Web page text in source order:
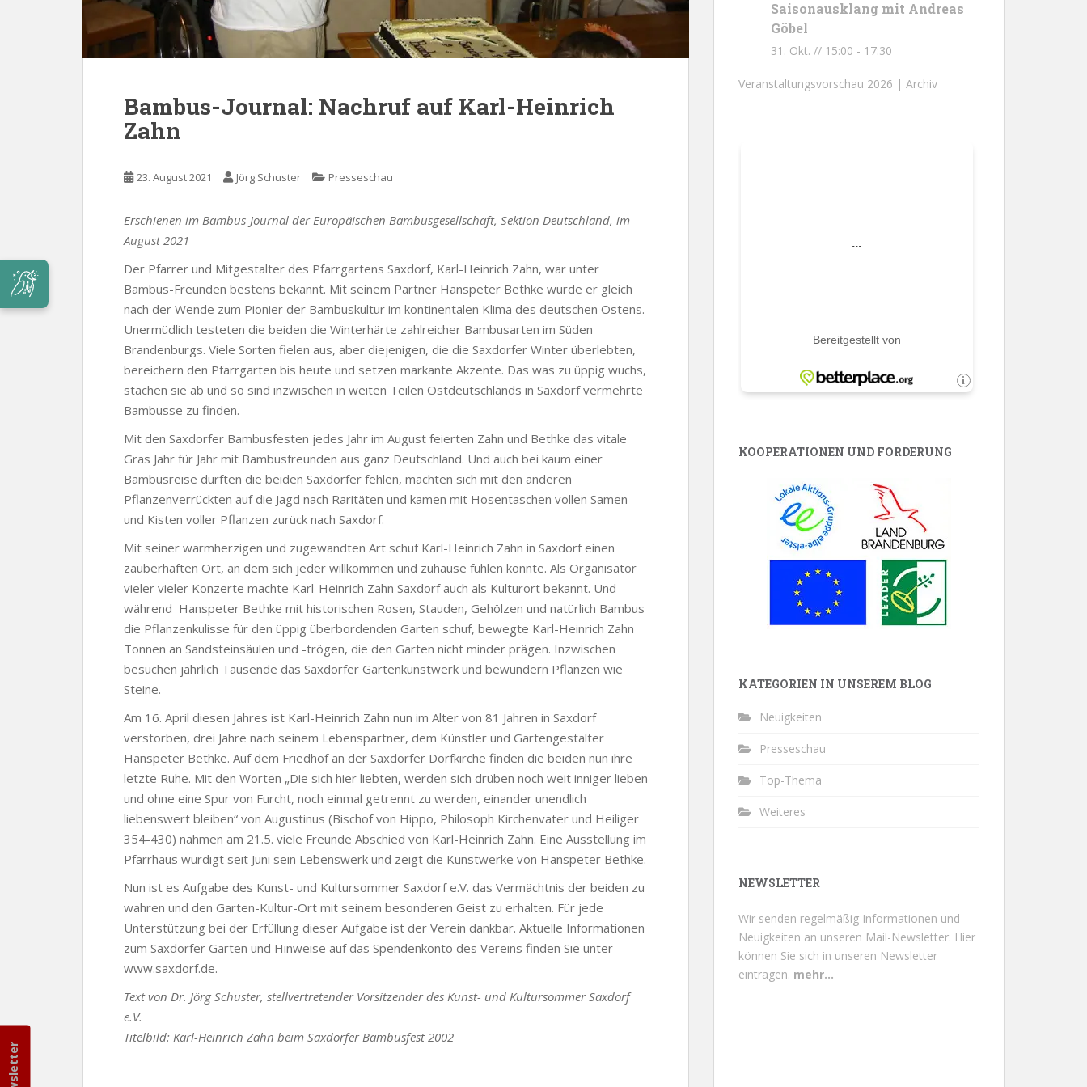
Bambus-Journal: Nachruf auf Karl-Heinrich
Zahn
23. August 2021 Jörg Schuster Presseschau
Erschienen im Bambus-Journal der Europäischen Bambusgesellschaft, Sektion Deutschland, im
August 2021
Der Pfarrer und Mitgestalter des Pfarrgartens Saxdorf, Karl-Heinrich Zahn, war unter
Bambus-Freunden bestens bekannt. Mit seinem Partner Hanspeter Bethke wurde er gleich
nach der Wende zum Pionier der Bambuskultur im kontinentalen Klima des deutschen Ostens.
Unermüdlich testeten die beiden die Winterhärte zahlreicher Bambusarten im Süden
Brandenburgs. Viele Sorten fielen aus, aber diejenigen, die die Saxdorfer Winter überlebten,
bereichern den Pfarrgarten bis heute und setzen markante Akzente. Das was zu üppig wuchs,
stachen sie ab und so sind inzwischen in weiten Teilen Ostdeutschlands in Saxdorf vermehrte
Bambusse zu finden.
Mit den Saxdorfer Bambusfesten jedes Jahr im August feierten Zahn und Bethke das vitale
Gras Jahr für Jahr mit Bambusfreunden aus ganz Deutschland. Und auch bei kaum einer
Bambusreise durften die beiden Saxdorfer fehlen, machten sich mit den anderen
Pflanzenverrückten auf die Jagd nach Raritäten und kamen mit Hosentaschen vollen Samen
und Kisten voller Pflanzen zurück nach Saxdorf.
Mit seiner warmherzigen und zugewandten Art schuf Karl-Heinrich Zahn in Saxdorf einen
zauberhaften Ort, an dem sich jeder willkommen und zuhause fühlen konnte. Als Organisator
vieler vieler Konzerte machte Karl-Heinrich Zahn Saxdorf auch als Kulturort bekannt. Und
während Hanspeter Bethke mit historischen Rosen, Stauden, Gehölzen und natürlich Bambus
die Pflanzenkulisse für den üppig überbordenden Garten schuf, bewegte Karl-Heinrich Zahn
Tonnen an Sandsteinsäulen und -trögen, die den Garten nicht minder prägen. Inzwischen
besuchen jährlich Tausende das Saxdorfer Gartenkunstwerk und bewundern Pflanzen wie
Steine.
Am 16. April diesen Jahres ist Karl-Heinrich Zahn nun im Alter von 81 Jahren in Saxdorf
verstorben, drei Jahre nach seinem Lebenspartner, dem Künstler und Gartengestalter
Hanspeter Bethke. Auf dem Friedhof an der Saxdorfer Dorfkirche finden die beiden nun ihre
letzte Ruhe. Mit den Worten „Die sich hier liebten, werden sich drüben noch weit inniger lieben
und ohne eine Spur von Furcht, noch einmal getrennt zu werden, einander unendlich
liebenswert bleiben“ von Augustinus (Bischof von Hippo, Philosoph Kirchenvater und Heiliger
354-430) nahmen am 21.5. viele Freunde Abschied von Karl-Heinrich Zahn. Eine Ausstellung im
Pfarrhaus würdigt seit Juni sein Lebenswerk und zeigt die Kunstwerke von Hanspeter Bethke.
Nun ist es Aufgabe des Kunst- und Kultursommer Saxdorf e.V. das Vermächtnis der beiden zu
wahren und den Garten-Kultur-Ort mit seinem besonderen Geist zu erhalten. Für jede
Unterstützung bei der Erfüllung dieser Aufgabe ist der Verein dankbar. Aktuelle Informationen
zum Saxdorfer Garten und Hinweise auf das Spendenkonto des Vereins finden Sie unter
www.saxdorf.de.
Text von Dr. Jörg Schuster, stellvertretender Vorsitzender des Kunst- und Kultursommer Saxdorf
e.V.
Titelbild: Karl-Heinrich Zahn beim Saxdorfer Bambusfest 2002
Saisonausklang mit Andreas
Göbel
31. Okt. // 15:00 - 17:30
Veranstaltungsvorschau 2026 | Archiv
KOOPERATIONEN UND FÖRDERUNG
KATEGORIEN IN UNSEREM BLOG
Neuigkeiten
Presseschau
Top-Thema
Weiteres
NEWSLETTER
Wir senden regelmäßig Informationen und
Neuigkeiten an unseren Mail-Newsletter. Hier
können Sie sich in unseren Newsletter
eintragen. mehr...